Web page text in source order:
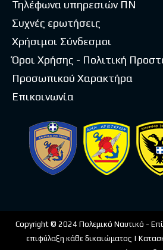
Τηλέφωνα υπηρεσιών ΠΝ
Συχνές ερωτήσεις
Χρήσιμοι Σύνδεσμοι
Όροι Χρήσης - Πολιτική
Προσωπικού Χαρακτήρα
Επικοινωνία
Copyright © 2024 Πολεμικό Ναυτικό -
επιφύλαξη κάθε δικαιώματος |